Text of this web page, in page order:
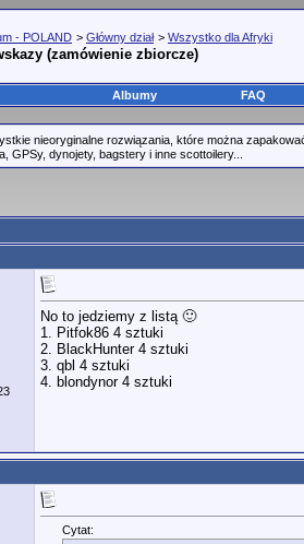
- POLAND > Główny dział > Wszystko dla Afryki
(zamówienie zbiorcze)
Albumy FAQ
nieoryginalne rozwiązania, które można
GPSy, dynojety, bagstery i inne scottoilery...
No to jedziemy z listą 🙂
1. Pitfok86 4 sztuki
2. BlackHunter 4 sztuki
3. qbl 4 sztuki
4. blondynor 4 sztuki
Cytat: